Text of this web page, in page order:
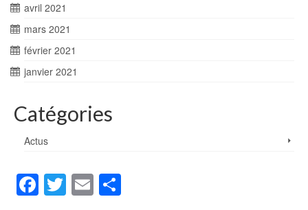
avril 2021
mars 2021
février 2021
janvier 2021
Catégories
Actus
Facebook
Twitter
Email